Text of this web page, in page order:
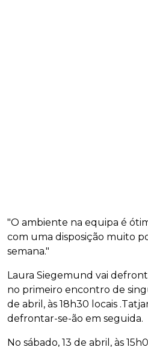
"O ambiente na equipa é
com uma disposição muito
semana."
Laura Siegemund vai
no primeiro encontro de
de abril, às 18h30 locais
defrontar-se-ão em seguida.
No sábado, 13 de abril, às